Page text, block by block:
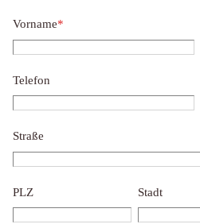
Vorname*
Telefon
Straße
PLZ Stadt